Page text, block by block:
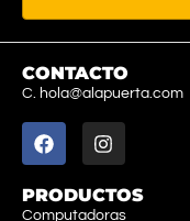
CONTACTO
C. hola@alapuerta.com
PRODUCTOS
Computadoras